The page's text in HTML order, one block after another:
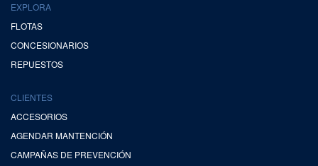
EXPLORA
FLOTAS
CONCESIONARIOS
REPUESTOS
CLIENTES
ACCESORIOS
AGENDAR MANTENCIÓN
CAMPAÑAS DE PREVENCIÓN